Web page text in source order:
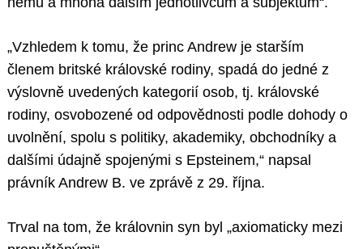
„Vzhledem k tomu, že princ Andrew je starším
členem britské královské rodiny, spadá do jedné z
výslovně uvedených kategorií osob, tj. královské
rodiny, osvobozené od odpovědnosti podle dohody o
uvolnění, spolu s politiky, akademiky, obchodníky a
dalšími údajně spojenými s Epsteinem,“ napsal
právník Andrew B. ve zprávě z 29. října.
Trval na tom, že královnin syn byl „axiomaticky mezi